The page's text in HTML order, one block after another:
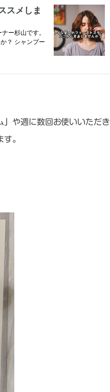
」や週に数回お使いいただき
。